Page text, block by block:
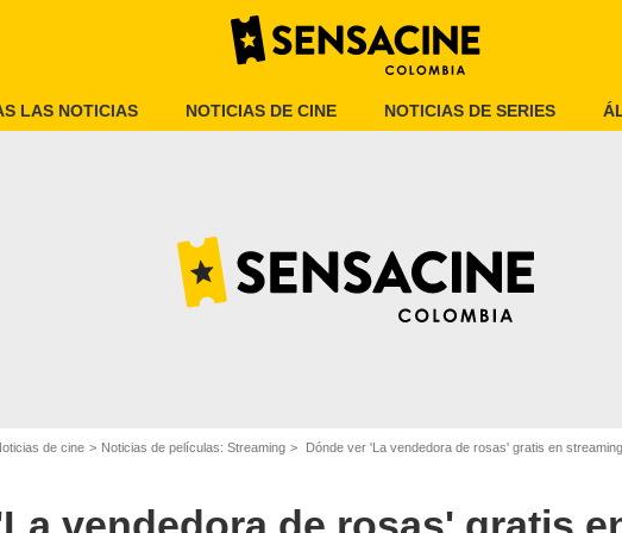
LAS NOTICIAS NOTICIAS DE CINE NOTICIAS DE SERIES
de cine Noticias de películas: Streaming Dónde ver 'La vendedora de rosas' gratis en streaming